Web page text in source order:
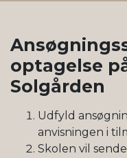
optagelse
Solgården
Udfyld
anvisningen i
Skolen vil